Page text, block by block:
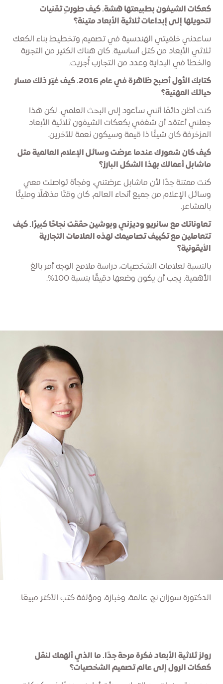
كعكات الشيفون بطبيعتها هشة. كيف طورتِ تقنيات
لتحويلها إلى إبداعات ثلاثية الأبعاد متينة؟
ساعدني خلفيتي الهندسية في تصميم وتخطيط بناء الكعك
ثلاثي الأبعاد من كتل أساسية. كان هناك الكثير من التجربة
والخطأ في البداية وعدد من التجارب أُجريت.
كتابك الأول أصبح ظاهرة في عام 2016. كيف غيّر ذلك مسار
حياتك المهنية؟
كنت أظن دائمًا أنني سأعود إلى البحث العلمي. لكن هذا
جعلني أعتقد أن شغفي بكعكات الشيفون ثلاثية الأبعاد
المزخرفة كان شيئًا ذا قيمة وسيكون نعمة للآخرين.
كيف كان شعورك عندما عرضت وسائل الإعلام العالمية مثل
ماشابل أعمالك بهذا الشكل البارز؟
كنت ممتنة جدًا لأن ماشابل عرضتني، وفجأة تواصلت معي
وسائل الإعلام من جميع أنحاء العالم. كان وقتًا مذهلًا ومليئًا
بالمشاعر.
تعاوناتك مع سانريو وديزني وبوشين حققت نجاحًا كبيرًا. كيف
تتعاملين مع تكييف تصاميمك لهذه العلامات التجارية
الأيقونية؟
بالنسبة لعلامات الشخصيات، دراسة ملامح الوجه أمر بالغ
الأهمية. يجب أن يكون وضعها دقيقًا بنسبة 100%.
الدكتورة سوزان نج، عالمة، وخبازة، ومؤلفة كتب الأكثر مبيعًا.
رولز ثلاثية الأبعاد فكرة مرحة جدًا. ما الذي ألهمك لنقل
كعكات الرول إلى عالم تصميم الشخصيات؟